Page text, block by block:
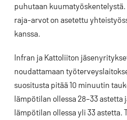
puhutaan
raja-arvot on asetettu
kanssa.
Infran ja Kattoliiton
noudattamaan
suositusta pitää 10 minuutin
lämpötilan ollessa 28–33 astetta
lämpötilan ollessa yli 33 astetta.